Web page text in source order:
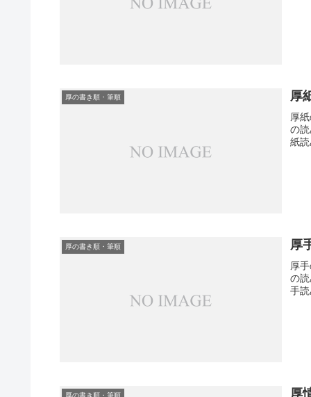
厚の書き順・筆順 厚
厚
の
紙
厚の書き順・筆順 厚
厚
の
手
厚の書き順・筆順 厚